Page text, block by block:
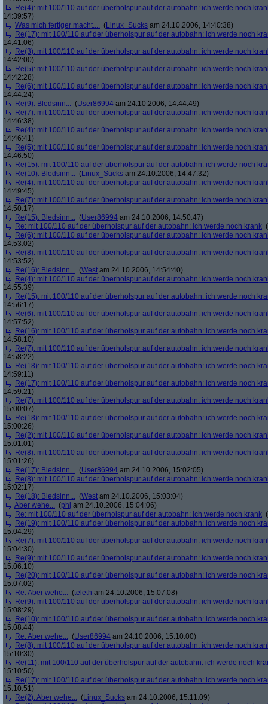
Re(4): mit 100/110 auf der überholspur auf der autobahn: ich werde noch
14:39:57)
Was mich fertiger macht.... (Linux_Sucks am 24.10.2006, 14:40:38)
Re(17): mit 100/110 auf der überholspur auf der autobahn: ich werde noch
14:41:06)
Re(3): mit 100/110 auf der überholspur auf der autobahn: ich werde noch
14:42:00)
Re(5): mit 100/110 auf der überholspur auf der autobahn: ich werde noch
14:42:28)
Re(6): mit 100/110 auf der überholspur auf der autobahn: ich werde noch
14:44:24)
Re(9): Bledsinn... (User86994 am 24.10.2006, 14:44:49)
Re(7): mit 100/110 auf der überholspur auf der autobahn: ich werde noch
14:46:38)
Re(4): mit 100/110 auf der überholspur auf der autobahn: ich werde noch
14:46:41)
Re(5): mit 100/110 auf der überholspur auf der autobahn: ich werde noch
14:46:50)
Re(15): mit 100/110 auf der überholspur auf der autobahn: ich werde noch
Re(10): Bledsinn... (Linux_Sucks am 24.10.2006, 14:47:32)
Re(4): mit 100/110 auf der überholspur auf der autobahn: ich werde noch
14:49:45)
Re(7): mit 100/110 auf der überholspur auf der autobahn: ich werde noch
14:50:17)
Re(15): Bledsinn... (User86994 am 24.10.2006, 14:50:47)
Re: mit 100/110 auf der überholspur auf der autobahn: ich werde noch krank (
Re(6): mit 100/110 auf der überholspur auf der autobahn: ich werde noch
14:53:02)
Re(8): mit 100/110 auf der überholspur auf der autobahn: ich werde noch
14:53:52)
Re(16): Bledsinn... (West am 24.10.2006, 14:54:40)
Re(4): mit 100/110 auf der überholspur auf der autobahn: ich werde noch
14:55:39)
Re(15): mit 100/110 auf der überholspur auf der autobahn: ich werde noch
14:56:17)
Re(6): mit 100/110 auf der überholspur auf der autobahn: ich werde noch
14:57:52)
Re(16): mit 100/110 auf der überholspur auf der autobahn: ich werde noch
14:58:10)
Re(7): mit 100/110 auf der überholspur auf der autobahn: ich werde noch
14:58:22)
Re(18): mit 100/110 auf der überholspur auf der autobahn: ich werde noch
14:59:11)
Re(17): mit 100/110 auf der überholspur auf der autobahn: ich werde noch
14:59:21)
Re(7): mit 100/110 auf der überholspur auf der autobahn: ich werde noch
15:00:07)
Re(18): mit 100/110 auf der überholspur auf der autobahn: ich werde noch
15:00:26)
Re(2): mit 100/110 auf der überholspur auf der autobahn: ich werde noch
15:01:01)
Re(8): mit 100/110 auf der überholspur auf der autobahn: ich werde noch
15:01:26)
Re(17): Bledsinn... (User86994 am 24.10.2006, 15:02:05)
Re(8): mit 100/110 auf der überholspur auf der autobahn: ich werde noch
15:02:17)
Re(18): Bledsinn... (West am 24.10.2006, 15:03:04)
Aber wehe... (phj am 24.10.2006, 15:04:06)
Re: mit 100/110 auf der überholspur auf der autobahn: ich werde noch krank (
Re(19): mit 100/110 auf der überholspur auf der autobahn: ich werde noch
15:04:29)
Re(7): mit 100/110 auf der überholspur auf der autobahn: ich werde noch
15:04:30)
Re(9): mit 100/110 auf der überholspur auf der autobahn: ich werde noch
15:06:10)
Re(20): mit 100/110 auf der überholspur auf der autobahn: ich werde noch
15:07:02)
Re: Aber wehe... (teleth am 24.10.2006, 15:07:08)
Re(9): mit 100/110 auf der überholspur auf der autobahn: ich werde noch
15:08:29)
Re(10): mit 100/110 auf der überholspur auf der autobahn: ich werde noch
15:08:44)
Re: Aber wehe... (User86994 am 24.10.2006, 15:10:00)
Re(8): mit 100/110 auf der überholspur auf der autobahn: ich werde noch
15:10:30)
Re(11): mit 100/110 auf der überholspur auf der autobahn: ich werde noch
15:10:50)
Re(17): mit 100/110 auf der überholspur auf der autobahn: ich werde noch
15:10:51)
Re(2): Aber wehe... (Linux_Sucks am 24.10.2006, 15:11:09)